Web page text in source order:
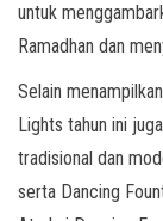
untuk
Ramadhan dan
Selain
Lights tahun ini
tradisional dan
serta Dancing